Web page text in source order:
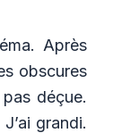
Après
obscures
déçue.
grandi.